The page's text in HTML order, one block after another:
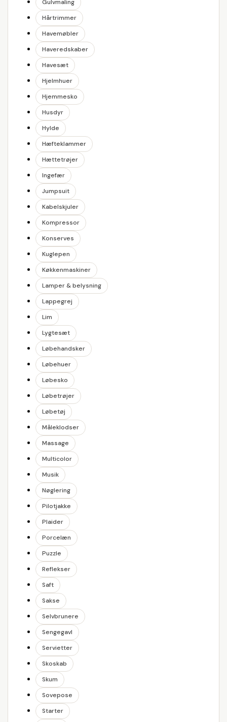
Gulvmaling
Hårtrimmer
Havemøbler
Haveredskaber
Havesæt
Hjelmhuer
Hjemmesko
Husdyr
Hylde
Hæfteklammer
Hættetrøjer
Ingefær
Jumpsuit
Kabelskjuler
Kompressor
Konserves
Kuglepen
Køkkenmaskiner
Lamper & belysning
Lappegrej
Lim
Lygtesæt
Løbehandsker
Løbehuer
Løbesko
Løbetrøjer
Løbetøj
Måleklodser
Massage
Multicolor
Musik
Nøglering
Pilotjakke
Plaider
Porcelæn
Puzzle
Reflekser
Saft
Sakse
Selvbrunere
Sengegavl
Servietter
Skoskab
Skum
Sovepose
Starter